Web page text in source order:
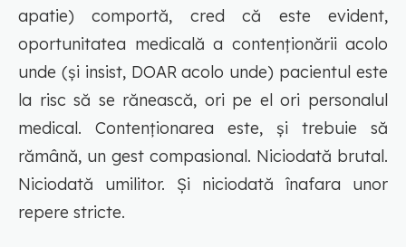
apatie) comportă, cred că este evident,
oportunitatea medicală a contenționării acolo
unde (și insist, DOAR acolo unde) pacientul este
la risc să se rănească, ori pe el ori personalul
medical. Contenționarea este, și trebuie să
rămână, un gest compasional. Niciodată brutal.
Niciodată umilitor. Și niciodată înafara unor
repere stricte.